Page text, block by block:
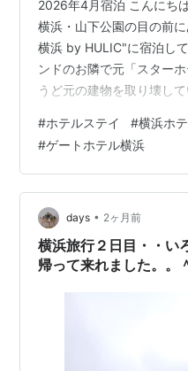
2026年4月宿泊 こんにち
横浜・山下公園の目の前
横浜 by HULIC"に宿泊し
ンドのお隣で元「スター
うど元の建物を取り壊し
ホテルニューグランド 本
- ♡ ザ・ゲートホテル横浜
しています。 →一休.com
HULICを予約する Check
#ホテルステイ #横浜ホ
#ゲートホテル横浜
days • 2ヶ月前
横浜旅行２日目・・い
帰って来れました。。